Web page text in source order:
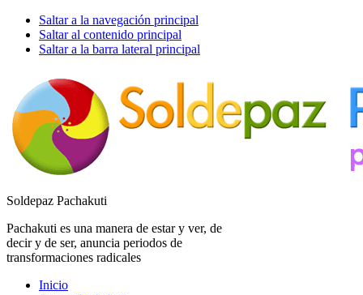
Saltar a la navegación principal
Saltar al contenido principal
Saltar a la barra lateral principal
Soldepaz Pachakuti
Pachakuti es una manera de estar y ver, de
decir y de ser, anuncia periodos de
transformaciones radicales
Inicio